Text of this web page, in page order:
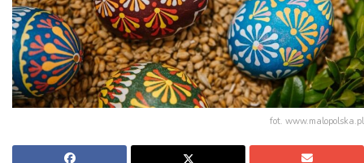
fot. www.malopolska.pl